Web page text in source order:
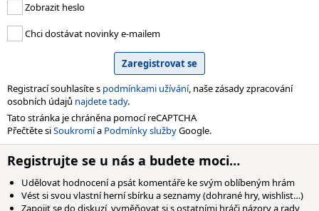
Zobrazit heslo
Chci dostávat novinky e-mailem
Registrací souhlasíte s podmínkami užívání, naše zásady zpracování
osobních údajů najdete tady.
Tato stránka je chráněna pomocí reCAPTCHA
Přečtěte siSoukromía Podmínky službyGoogle.
Registrujte se u nás a budete moci…
Udělovat hodnocení a psát komentáře ke svým oblíbeným hrám
Vést si svou vlastní herní sbírku a seznamy (dohrané hry, wishlist…)
Zapojit se do diskuzí, vyměňovat si s ostatními hráči názory a rady